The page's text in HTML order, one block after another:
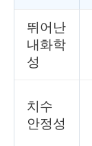
뛰어난
내화학
성
치수
안정성